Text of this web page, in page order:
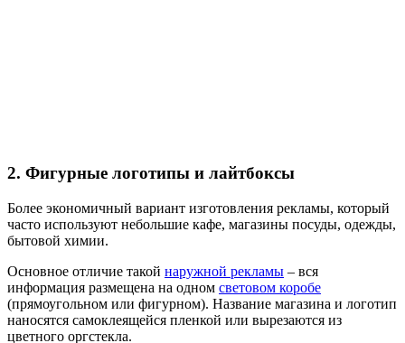
2. Фигурные логотипы и лайтбоксы
Более экономичный вариант изготовления рекламы, который
часто используют небольшие кафе, магазины посуды, одежды,
бытовой химии.
Основное отличие такой наружной рекламы – вся
информация размещена на одном световом коробе
(прямоугольном или фигурном). Название магазина и логотип
наносятся самоклеящейся пленкой или вырезаются из
цветного оргстекла.